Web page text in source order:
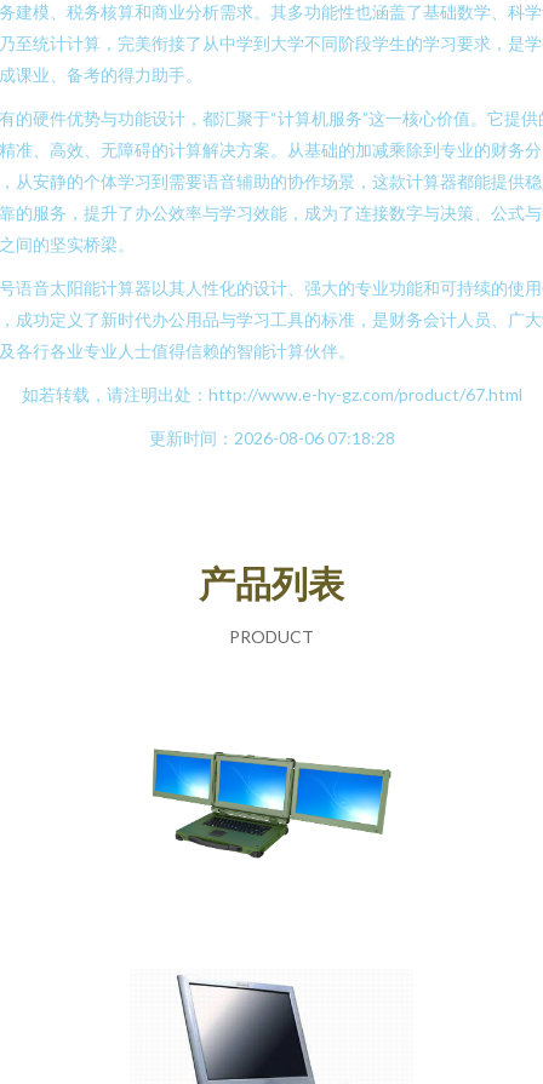
建模、税务核算和商业分析需求。其多功能性也涵盖了基础数学、科
至统计计算，完美衔接了从中学到大学不同阶段学生的学习要求，是
课业、备考的得力助手。
的硬件优势与功能设计，都汇聚于“计算机服务”这一核心价值。它提供
准、高效、无障碍的计算解决方案。从基础的加减乘除到专业的财务分
从安静的个体学习到需要语音辅助的协作场景，这款计算器都能提供
的服务，提升了办公效率与学习效能，成为了连接数字与决策、公式
间的坚实桥梁。
语音太阳能计算器以其人性化的设计、强大的专业功能和可持续的使
成功定义了新时代办公用品与学习工具的标准，是财务会计人员、广
各行各业专业人士值得信赖的智能计算伙伴。
如若转载，请注明出处：http://www.e-hy-gz.com/product/67.html
更新时间：2026-08-06 07:18:28
产品列表
PRODUCT